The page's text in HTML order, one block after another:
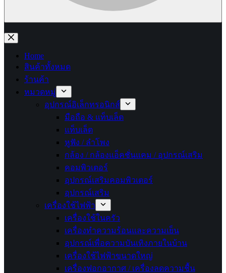
No
results
Home
สินค้าทั้งหมด
ร้านค้า
หมวดหมู่
อุปกรณ์อิเล็กทรอนิกส์
มือถือ & แท็บเล็ต
แท็บเล็ต
หูฟัง / ลำโพง
กล้อง / กล้องแอ็คชั่นแคม / อุปกรณ์เสริม
คอมพิวเตอร์
อุปกรณ์เสริมคอมพิวเตอร์
อุปกรณ์เสริม
เครื่องใช้ไฟฟ้า
เครื่องใช้ในครัว
เครื่องทำความร้อนและความเย็น
อุปกรณ์เพื่อความบันเทิงภายในบ้าน
เครื่องใช้ไฟฟ้าขนาดใหญ่
เครื่องฟอกอากาศ / เครื่องลดความชื้น